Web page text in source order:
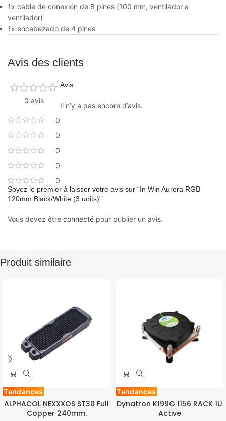
1x cable de conexión de 8 pines (100 mm, ventilador a
ventilador)
1x encabezado de 4 pines
Avis des clients
0 avis
0
0
0
0
0
Avis
Il n’y a pas encore d’avis.
Soyez le premier à laisser votre avis sur “In Win Aurora RGB
120mm Black/White (3 units)”
Vous devez être connecté pour publier un avis.
Produit similaire
Tendances
ALPHACOL NEXXXOS ST30 Full
Copper 240mm.
Tendances
Dynatron K199G 1156 RACK 1U
Active